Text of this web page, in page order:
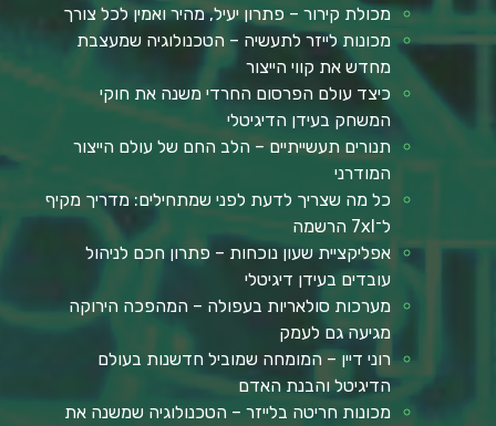
מכולת קירור – פתרון יעיל, מהיר ואמין לכל צורך
מכונות לייזר לתעשיה – הטכנולוגיה שמעצבת
מחדש את קווי הייצור
כיצד עולם הפרסום החרדי משנה את חוקי
המשחק בעידן הדיגיטלי
תנורים תעשייתיים – הלב החם של עולם הייצור
המודרני
כל מה שצריך לדעת לפני שמתחילים: מדריך מקיף
ל־7xl הרשמה
אפליקציית שעון נוכחות – פתרון חכם לניהול
עובדים בעידן דיגיטלי
מערכות סולאריות בעפולה – המהפכה הירוקה
מגיעה גם לעמק
רוני דיין – המומחה שמוביל חדשנות בעולם
הדיגיטל והבנת האדם
מכונות חריטה בלייזר – הטכנולוגיה שמשנה את